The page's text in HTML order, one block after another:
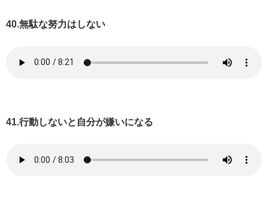
40.無駄な努力はしない
41.行動しないと自分が嫌いになる